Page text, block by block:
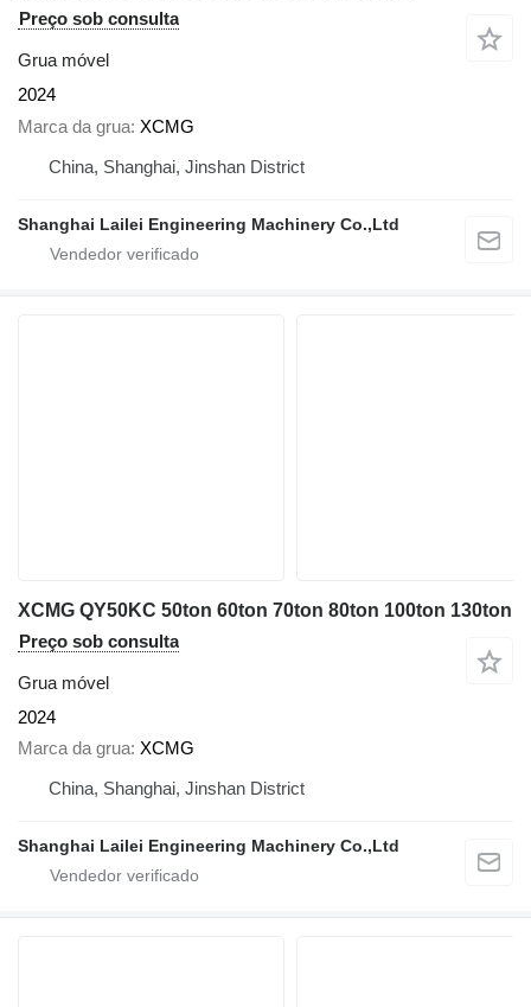
Preço sob consulta
Grua móvel
2024
Marca da grua XCMG
China, Shanghai, Jinshan District
Shanghai Lailei Engineering Machinery Co.,Ltd
XCMG QY50KC 50ton 60ton 70ton 80ton 100ton 130ton
Preço sob consulta
Grua móvel
2024
Marca da grua XCMG
China, Shanghai, Jinshan District
Shanghai Lailei Engineering Machinery Co.,Ltd